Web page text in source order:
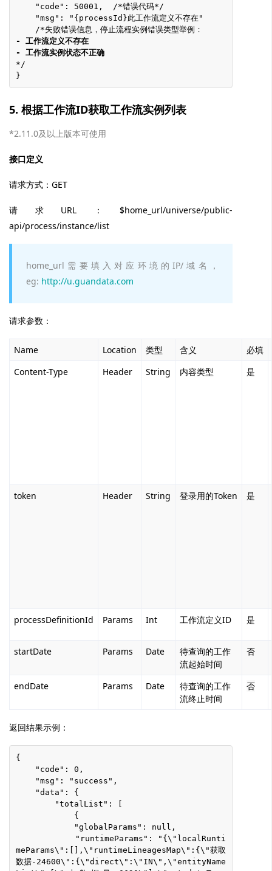
"code": 50001,  /*错误代码*/
"msg": "{processId}此工作流定义不存在"
/*失败错误信息，停止流程实例错误类型举例：
- 工作流定义不存在
- 工作流实例状态不正确
*/
}
5. 根据工作流ID获取工作流实例列表
*2.11.0及以上版本可使用
接口定义
请求方式：GET
请求URL：$home_url/universe/public-
api/process/instance/list
home_url需要填入对应环境的IP/域名，
eg: http://u.guandata.com
请求参数：
Name Location 类型 含义
必填
Content-Type
Header String 内容类型 是
token Header String 登录用的Token 是
processDefinitionId Params Int 工作流定义ID 是
startDate Params Date
待查询的工作
流起始时间
否
endDate Params Date
待查询的工作
流终止时间
否
返回结果示例：
{
"code": 0,
"msg": "success",
"data": {
"totalList": [
{
"globalParams": null,
meParams\":[],\"runtimeLineagesMap\":{\"获取
数据-24600\":{\"direct\":\"IN\",\"entityName